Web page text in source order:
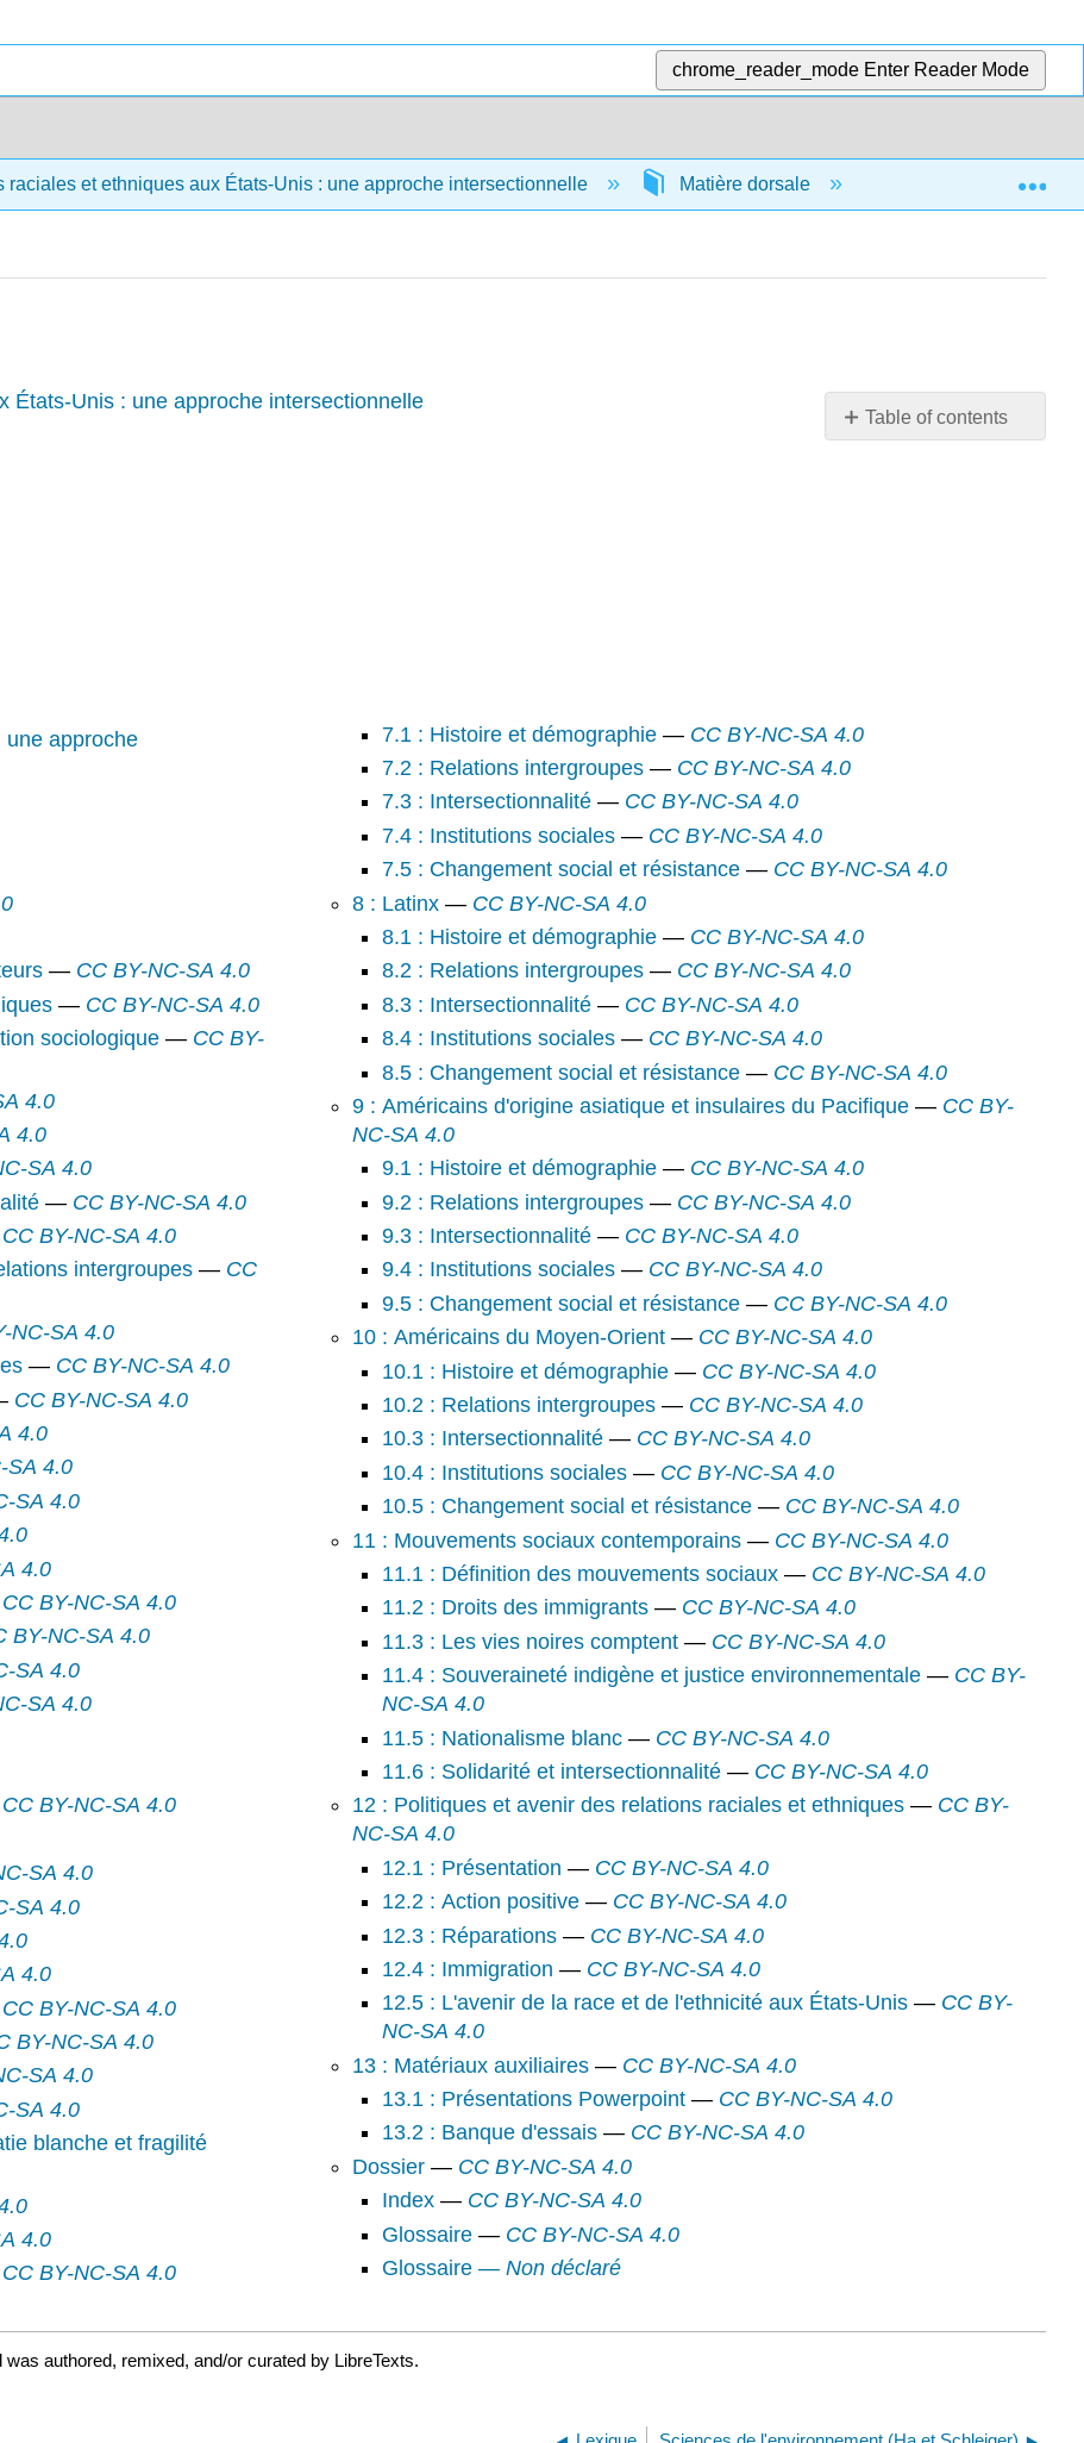
chrome_reader_mode Enter Reader Mode
raciales et ethniques aux États-Unis : une approche intersectionnelle Matière dorsale Licences détaillées
Table of contents
États-Unis : une approche intersectionnelle
une approche
— CC BY-NC-SA 4.0
— CC BY-NC-SA 4.0
sociologique— CC BY-
4.0
4.0
SA 4.0
— CC BY-NC-SA 4.0
CC BY-NC-SA 4.0
intergroupes — CC
NC-SA 4.0
— CC BY-NC-SA 4.0
CC BY-NC-SA 4.0
4.0
SA 4.0
SA 4.0
4.0
CC BY-NC-SA 4.0
BY-NC-SA 4.0
SA 4.0
SA 4.0
CC BY-NC-SA 4.0
SA 4.0
SA 4.0
4.0
CC BY-NC-SA 4.0
BY-NC-SA 4.0
SA 4.0
SA 4.0
blanche et fragilité
4.0
CC BY-NC-SA 4.0
7.1 : Histoire et démographie— CC BY-NC-SA 4.0
7.2 : Relations intergroupes— CC BY-NC-SA 4.0
7.3 : Intersectionnalité— CC BY-NC-SA 4.0
7.4 : Institutions sociales— CC BY-NC-SA 4.0
7.5 : Changement social et résistance— CC BY-NC-SA 4.0
8 : Latinx — CC BY-NC-SA 4.0
8.1 : Histoire et démographie— CC BY-NC-SA 4.0
8.2 : Relations intergroupes— CC BY-NC-SA 4.0
8.3 : Intersectionnalité— CC BY-NC-SA 4.0
8.4 : Institutions sociales— CC BY-NC-SA 4.0
8.5 : Changement social et résistance— CC BY-NC-SA 4.0
9 : Américains d'origine asiatique et insulaires du Pacifique — CC BY-
NC-SA 4.0
9.1 : Histoire et démographie— CC BY-NC-SA 4.0
9.2 : Relations intergroupes— CC BY-NC-SA 4.0
9.3 : Intersectionnalité— CC BY-NC-SA 4.0
9.4 : Institutions sociales— CC BY-NC-SA 4.0
9.5 : Changement social et résistance— CC BY-NC-SA 4.0
10 : Américains du Moyen-Orient — CC BY-NC-SA 4.0
10.1 : Histoire et démographie— CC BY-NC-SA 4.0
10.2 : Relations intergroupes— CC BY-NC-SA 4.0
10.3 : Intersectionnalité— CC BY-NC-SA 4.0
10.4 : Institutions sociales— CC BY-NC-SA 4.0
10.5 : Changement social et résistance— CC BY-NC-SA 4.0
11 : Mouvements sociaux contemporains — CC BY-NC-SA 4.0
11.1 : Définition des mouvements sociaux— CC BY-NC-SA 4.0
11.2 : Droits des immigrants— CC BY-NC-SA 4.0
11.3 : Les vies noires comptent— CC BY-NC-SA 4.0
11.4 : Souveraineté indigène et justice environnementale— CC BY-
NC-SA 4.0
11.5 : Nationalisme blanc— CC BY-NC-SA 4.0
11.6 : Solidarité et intersectionnalité— CC BY-NC-SA 4.0
12 : Politiques et avenir des relations raciales et ethniques — CC BY-
NC-SA 4.0
12.1 : Présentation — CC BY-NC-SA 4.0
12.2 : Action positive— CC BY-NC-SA 4.0
12.3 : Réparations— CC BY-NC-SA 4.0
12.4 : Immigration — CC BY-NC-SA 4.0
12.5 : L'avenir de la race et de l'ethnicité aux États-Unis— CC BY-
NC-SA 4.0
13 : Matériaux auxiliaires — CC BY-NC-SA 4.0
13.1 : Présentations Powerpoint— CC BY-NC-SA 4.0
13.2 : Banque d'essais— CC BY-NC-SA 4.0
Dossier — CC BY-NC-SA 4.0
Index— CC BY-NC-SA 4.0
Glossaire— CC BY-NC-SA 4.0
Glossaire — Non déclaré
was authored, remixed, and/or curated by LibreTexts.